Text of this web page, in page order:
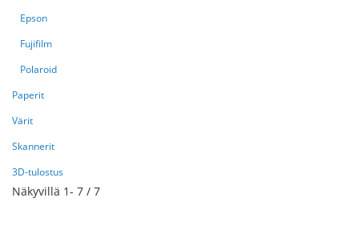
Näkyvillä 1- 7 / 7
Epson
Fujifilm
Polaroid
Paperit
Värit
Skannerit
3D-tulostus